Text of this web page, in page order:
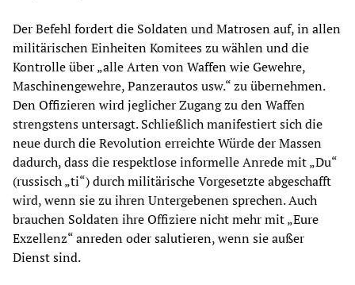
Der Befehl fordert die Soldaten und Matrosen auf, in allen
militärischen Einheiten Komitees zu wählen und die
Kontrolle über „alle Arten von Waffen wie Gewehre,
Maschinengewehre, Panzerautos usw.“ zu übernehmen.
Den Offizieren wird jeglicher Zugang zu den Waffen
strengstens untersagt. Schließlich manifestiert sich die
neue durch die Revolution erreichte Würde der Massen
dadurch, dass die respektlose informelle Anrede mit „Du“
(russisch „ti“) durch militärische Vorgesetzte abgeschafft
wird, wenn sie zu ihren Untergebenen sprechen. Auch
brauchen Soldaten ihre Offiziere nicht mehr mit „Eure
Exzellenz“ anreden oder salutieren, wenn sie außer
Dienst sind.